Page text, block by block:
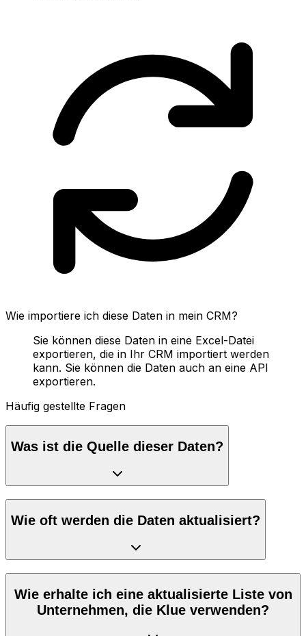
Wie importiere ich diese Daten in mein CRM?
Sie können diese Daten in eine Excel-Datei
exportieren, die in Ihr CRM importiert werden
kann. Sie können die Daten auch an eine API
exportieren.
Häufig gestellte Fragen
Was ist die Quelle dieser Daten?
Wie oft werden die Daten aktualisiert?
Wie erhalte ich eine aktualisierte Liste von
Unternehmen, die Klue verwenden?